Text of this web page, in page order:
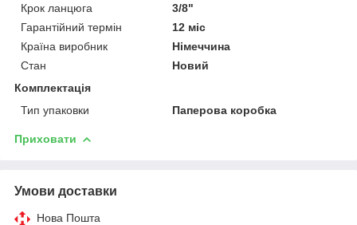
Крок ланцюга
3/8"
Гарантійний термін
12 міс
Країна виробник
Німеччина
Стан
Новий
Комплектація
Тип упаковки
Паперова коробка
Приховати
Умови доставки
Нова Пошта